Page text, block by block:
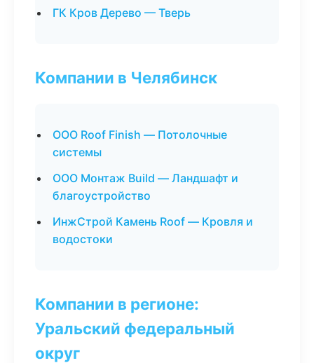
ГК Кров Дерево — Тверь
Компании в Челябинск
ООО Roof Finish — Потолочные
системы
ООО Монтаж Build — Ландшафт и
благоустройство
ИнжСтрой Камень Roof — Кровля и
водостоки
Компании в регионе:
Уральский федеральный
округ